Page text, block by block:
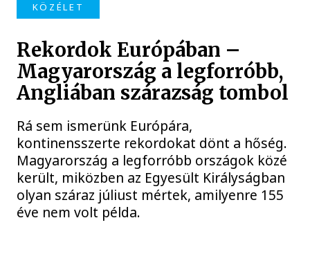
KÖZÉLET
Rekordok Európában –
Magyarország a legforróbb,
Angliában szárazság tombol
Rá sem ismerünk Európára,
kontinensszerte rekordokat dönt a hőség.
Magyarország a legforróbb országok közé
került, miközben az Egyesült Királyságban
olyan száraz júliust mértek, amilyenre 155
éve nem volt példa.